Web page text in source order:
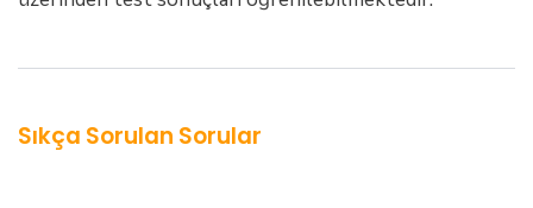
Sıkça Sorulan Sorular